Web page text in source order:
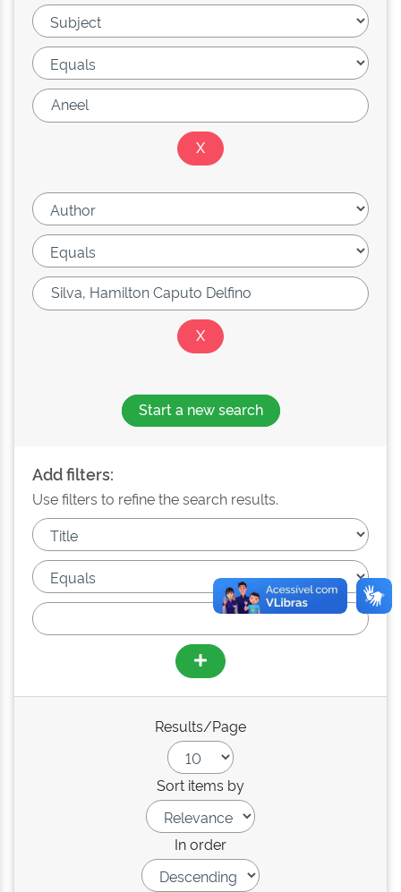
Start a new search
Add filters:
Use filters to refine the search results.
Results/Page
Sort items by
In order